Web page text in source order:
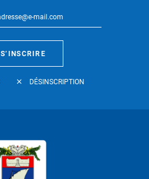
S’INSCRIRE
DÉSINSCRIPTION